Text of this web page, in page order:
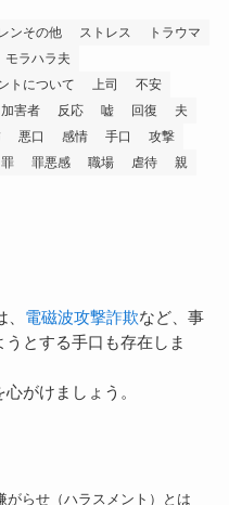
ンその他 ストレス
トラウマ
モラハラ夫
トについて 上司
不安
加害者 反応 嘘 回復
夫
悪口 感情 手口
攻撃
罪 罪悪感 職場 虐待
親
電磁波攻撃詐欺など、事
とする手口も存在しま
がけましょう。
がらせ（ハラスメント）とは